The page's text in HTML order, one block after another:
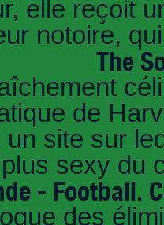
elle reçoit
notoire,
The
de
site sur
sexy du
- Football.
des